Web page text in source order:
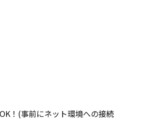
！(事前にネット環境への接続